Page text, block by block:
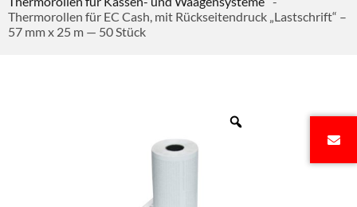
Thermorollen für EC Cash, mit Rückseitendruck „Lastschrift“ –
57 mm x 25 m — 50 Stück